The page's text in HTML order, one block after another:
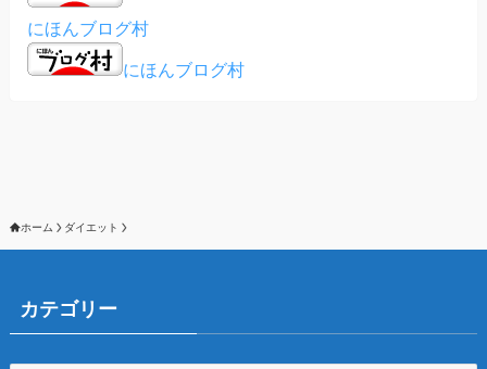
にほんブログ村
にほんブログ村
ホーム ダイエット
カテゴリー